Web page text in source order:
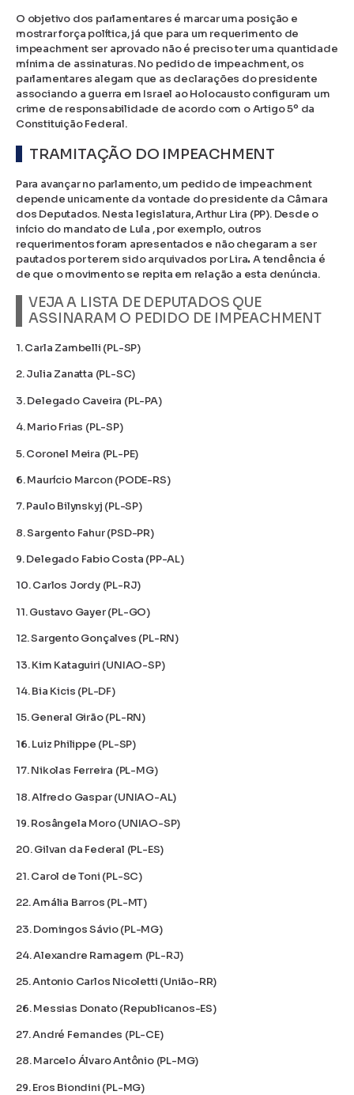
O objetivo dos parlamentares é marcar uma posição e
mostrar força política, já que para um requerimento de
impeachment ser aprovado não é preciso ter uma quantidade
mínima de assinaturas. No pedido de impeachment, os
parlamentares alegam que as declarações do presidente
associando a guerra em Israel ao Holocausto configuram um
crime de responsabilidade de acordo com o Artigo 5º da
Constituição Federal.
TRAMITAÇÃO DO IMPEACHMENT
Para avançar no parlamento, um pedido de impeachment
depende unicamente da vontade do presidente da Câmara
dos Deputados. Nesta legislatura, Arthur Lira (PP). Desde o
início do mandato de Lula , por exemplo, outros
requerimentos foram apresentados e não chegaram a ser
pautados por terem sido arquivados por Lira.A tendência é
de que o movimento se repita em relação a esta denúncia.
VEJA A LISTA DE DEPUTADOS QUE
ASSINARAM O PEDIDO DE IMPEACHMENT
1. Carla Zambelli (PL-SP)
2. Julia Zanatta (PL-SC)
3. Delegado Caveira (PL-PA)
4. Mario Frias (PL-SP)
5. Coronel Meira (PL-PE)
6. Maurício Marcon (PODE-RS)
7. Paulo Bilynskyj (PL-SP)
8. Sargento Fahur (PSD-PR)
9. Delegado Fabio Costa (PP-AL)
10. Carlos Jordy (PL-RJ)
11. Gustavo Gayer (PL-GO)
12. Sargento Gonçalves (PL-RN)
13. Kim Kataguiri (UNIAO-SP)
14. Bia Kicis (PL-DF)
15. General Girão (PL-RN)
16. Luiz Philippe (PL-SP)
17. Nikolas Ferreira (PL-MG)
18. Alfredo Gaspar (UNIAO-AL)
19. Rosângela Moro (UNIAO-SP)
20. Gilvan da Federal (PL-ES)
21. Carol de Toni (PL-SC)
22. Amália Barros (PL-MT)
23. Domingos Sávio (PL-MG)
24. Alexandre Ramagem (PL-RJ)
25. Antonio Carlos Nicoletti (União-RR)
26. Messias Donato (Republicanos-ES)
27. André Fernandes (PL-CE)
28. Marcelo Álvaro Antônio (PL-MG)
29. Eros Biondini (PL-MG)